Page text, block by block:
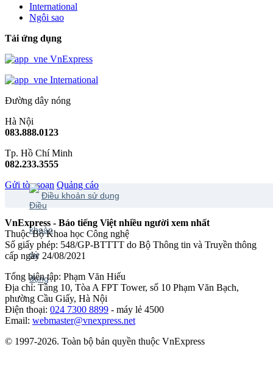
International
Ngôi sao
Tải ứng dụng
VnExpress
International
Đường dây nóng
Hà Nội
083.888.0123
Tp. Hồ Chí Minh
082.233.3555
Gửi tòa soạn Quảng cáo
Điều khoản sử dụng
VnExpress - Báo tiếng Việt nhiều người xem nhất
Thuộc Bộ Khoa học Công nghệ
Số giấy phép: 548/GP-BTTTT do Bộ Thông tin và Truyền thông
cấp ngày 24/08/2021
Tổng biên tập: Phạm Văn Hiếu
Địa chỉ: Tầng 10, Tòa A FPT Tower, số 10 Phạm Văn Bạch,
phường Cầu Giấy, Hà Nội
Điện thoại: 024 7300 8899 - máy lẻ 4500
Email: webmaster@vnexpress.net
© 1997-2026. Toàn bộ bản quyền thuộc VnExpress